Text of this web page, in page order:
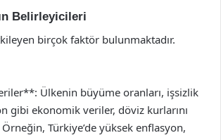
Belirleyicileri
birçok faktör bulunmaktadır.
Ülkenin büyüme oranları, işsizlik
gibi ekonomik veriler, döviz kurlarını
Türkiye’de yüksek enflasyon,